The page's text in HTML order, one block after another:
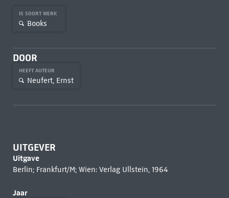
IS SOORT WERK
Books
DOOR
HEEFT AUTEUR
Neufert, Ernst
UITGEVER
Uitgave
Berlin; Frankfurt/M; Wien: Verlag Ullstein, 1964
Jaar